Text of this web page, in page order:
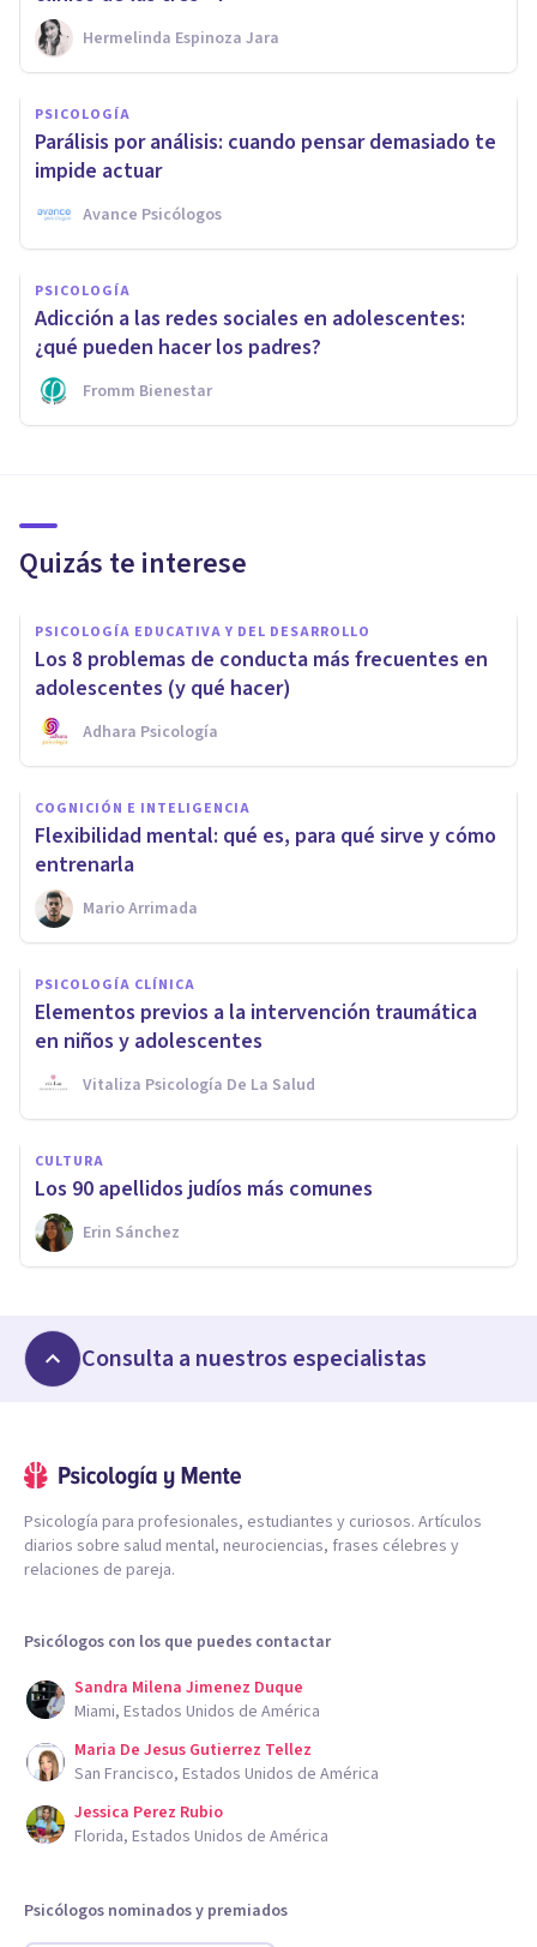
Hermelinda Espinoza Jara
PSICOLOGÍA
Parálisis por análisis: cuando pensar demasiado te
impide actuar
Avance Psicólogos
PSICOLOGÍA
Adicción a las redes sociales en adolescentes:
¿qué pueden hacer los padres?
Fromm Bienestar
Quizás te interese
PSICOLOGÍA EDUCATIVA Y DEL DESARROLLO
Los 8 problemas de conducta más frecuentes en
adolescentes (y qué hacer)
Adhara Psicología
COGNICIÓN E INTELIGENCIA
Flexibilidad mental: qué es, para qué sirve y cómo
entrenarla
Mario Arrimada
PSICOLOGÍA CLÍNICA
Elementos previos a la intervención traumática
en niños y adolescentes
Vitaliza Psicología De La Salud
CULTURA
Los 90 apellidos judíos más comunes
Erin Sánchez
Consulta a nuestros especialistas
Psicología para profesionales, estudiantes y curiosos. Artículos
diarios sobre salud mental, neurociencias, frases célebres y
relaciones de pareja.
Psicólogos con los que puedes contactar
Sandra Milena Jimenez Duque
Miami, Estados Unidos de América
Maria De Jesus Gutierrez Tellez
San Francisco, Estados Unidos de América
Jessica Perez Rubio
Florida, Estados Unidos de América
Psicólogos nominados y premiados